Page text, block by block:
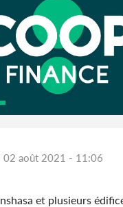
02 août 2021 - 11:06
et plusieurs